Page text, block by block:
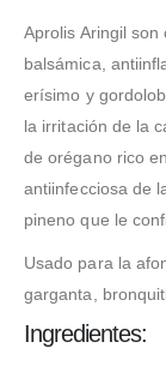
Aprolis Aringil
balsámica,
erísimo y
la irritación de la
de orégano rico
antiinfecciosa de
pineno que le
Usado para la
garganta,
Ingredientes: